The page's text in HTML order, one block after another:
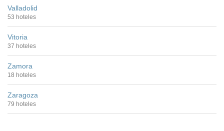
Valladolid
53 hoteles
Vitoria
37 hoteles
Zamora
18 hoteles
Zaragoza
79 hoteles